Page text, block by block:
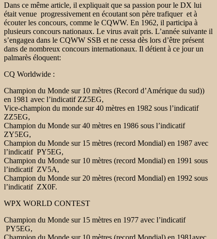
Dans ce même article, il expliquait que sa passion pour le DX lui
était venue progressivement en écoutant son père trafiquer et à
écouter les concours, comme le CQWW. En 1962, il participa à
plusieurs concours nationaux. Le virus avait pris. L’année suivante il
s’engagea dans le CQWW SSB et ne cessa dès lors d’être présent
dans de nombreux concours internationaux. Il détient à ce jour un
palmarès éloquent:
CQ Worldwide :
Champion du Monde sur 10 mètres (Record d’Amérique du sud))
en 1981 avec l’indicatif ZZ5EG,
Vice-champion du monde sur 40 mètres en 1982 sous l’indicatif
ZZ5EG,
Champion du Monde sur 40 mètres en 1986 sous l’indicatif
ZY5EG,
Champion du Monde sur 15 mètres (record Mondial) en 1987 avec
l’indicatif PY5EG,
Champion du Monde sur 10 mètres (record Mondial) en 1991 sous
l’indicatif ZV5A,
Champion du Monde sur 20 mètres (record Mondial) en 1992 sous
l’indicatif ZX0F.
WPX WORLD CONTEST
Champion du Monde sur 15 mètres en 1977 avec l’indicatif
PY5EG,
Champion du Monde sur 10 mètres (record Mondial) en 1981avec